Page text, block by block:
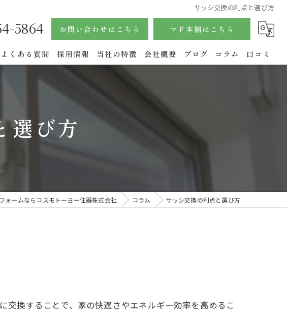
サッシ交換の利点と選び方
5864 お問い合わせはこちら マド本舗はこちら
よくある質問 採用情報 当社の特徴 会社概要 ブログ コラム 口コミ
選び方
ォームならコスモトーヨー住器株式会社 コラム サッシ交換の利点と選び方
換することで、家の快適さやエネルギー効率を高めるこ